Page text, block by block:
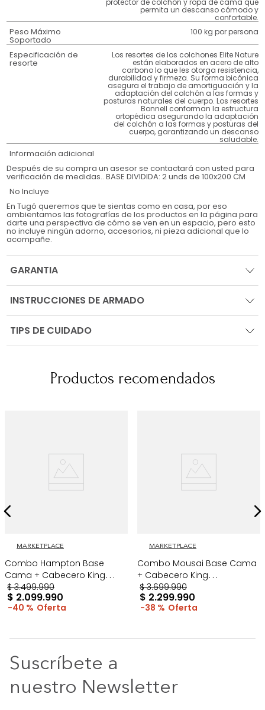
protector de colchón y ropa de cama que
permita un descanso cómodo y
confortable.
Peso Máximo
Soportado
100 kg por persona
Especificación de
resorte
Los resortes de los colchones Elite Nature
están elaborados en acero de alto
carbono lo que les otorga resistencia,
durabilidad y firmeza. Su forma bicónica
asegura el trabajo de amortiguación y la
adaptación del colchón a las formas y
posturas naturales del cuerpo. Los resortes
Bonnell conforman la estructura
ortopédica asegurando la adaptación
del colchón a las formas y posturas del
cuerpo, garantizando un descanso
saludable.
Información adicional
Después de su compra un asesor se contactará con usted para
verificación de medidas.. BASE DIVIDIDA: 2 unds de 100x200 CM
No Incluye
En Tugó queremos que te sientas como en casa, por eso
ambientamos las fotografías de los productos en la página para
darte una perspectiva de cómo se ven en un espacio, pero esto
no incluye ningún adorno, accesorios, ni pieza adicional que lo
acompañe.
GARANTIA
INSTRUCCIONES DE ARMADO
TIPS DE CUIDADO
Productos recomendados
MARKETPLACE
Combo Hampton Base
Cama + Cabecero King
Taupe/Madera
$ 3.499.990
$ 2.099.990
40 %
MARKETPLACE
Combo Mousai Base Cama
+ Cabecero King
Taupe/Madera
$ 3.699.990
$ 2.299.990
38 %
Suscríbete a
nuestro Newsletter